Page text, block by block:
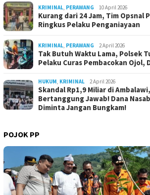
KRIMINAL, PERAWANG 10 April 2026
Kurang dari 24 Jam, Tim Opsnal
Ringkus Pelaku Penganiayaan
KRIMINAL, PERAWANG 2 April 2026
Tak Butuh Waktu Lama, Polsek
Pelaku Curas Pembacokan Ojol,
HUKUM, KRIMINAL 2 April 2026
Skandal Rp1,9 Miliar di
Bertanggung Jawab! Dana
Diminta Jangan Bungkam!
POJOK PP